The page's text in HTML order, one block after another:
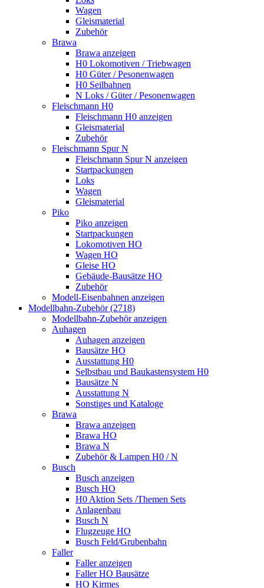
Wagen
Gleismaterial
Zubehör
Brawa
Brawa anzeigen
H0 Lokomotiven / Triebwagen
H0 Güter / Pesonenwagen
H0 Seilbahnen
N Loks / Güter / Pesonenwagen
Fleischmann H0
Fleischmann H0 anzeigen
Gleismaterial
Zubehör
Fleischmann Spur N
Fleischmann Spur N anzeigen
Startpackungen
Loks
Wagen
Gleismaterial
Piko
Piko anzeigen
Startpackungen
Lokomotiven HO
Wagen HO
Gleise HO
Gebäude-Bausätze HO
Zubehör
Modell-Eisenbahnen anzeigen
Modellbahn-Zubehör (2718)
Modellbahn-Zubehör anzeigen
Auhagen
Auhagen anzeigen
Bausätze HO
Ausstattung H0
Selbstbau und Baukastensystem H0
Bausätze N
Ausstattung N
Sonstiges und Kataloge
Brawa
Brawa anzeigen
Brawa HO
Brawa N
Zubehör & Lampen H0 / N
Busch
Busch anzeigen
Busch HO
H0 Aktion Sets /Themen Sets
Anlagenbau
Busch N
Flugzeuge HO
Busch Feld/Grubenbahn
Faller
Faller anzeigen
Faller HO Bausätze
HO Kirmes